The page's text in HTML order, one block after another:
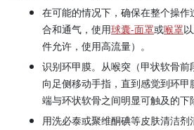
在可能的情况下，确保在整个操作
合和通气，使用球囊-面罩或喉罩
件允许，使用高流量）。
识别环甲膜。从喉突（甲状软骨前
向足侧移动手指，直到感觉到环甲
端与环状软骨之间明显可触及的下
用洗必泰或聚维酮碘等皮肤清洁剂